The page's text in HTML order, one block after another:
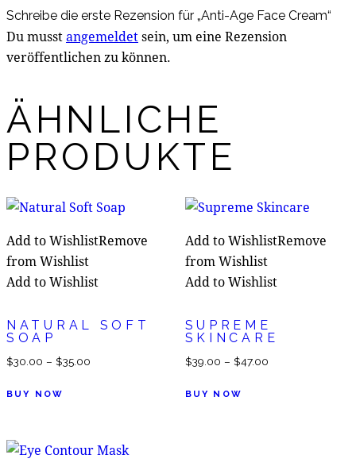
Schreibe die erste Rezension für „Anti-Age Face Cream“
Du musstangemeldetsein, um eine Rezension
veröffentlichen zu können.
ÄHNLICHE
PRODUKTE
Add to WishlistRemove
from Wishlist
Add to Wishlist
NATURAL SOFT
SOAP
$30.00 – $35.00
BUY NOW
mehrere
Add to WishlistRemove
from Wishlist
Add to Wishlist
SUPREME
SKINCARE
$39.00 – $47.00Preisspanne:
BUY NOW